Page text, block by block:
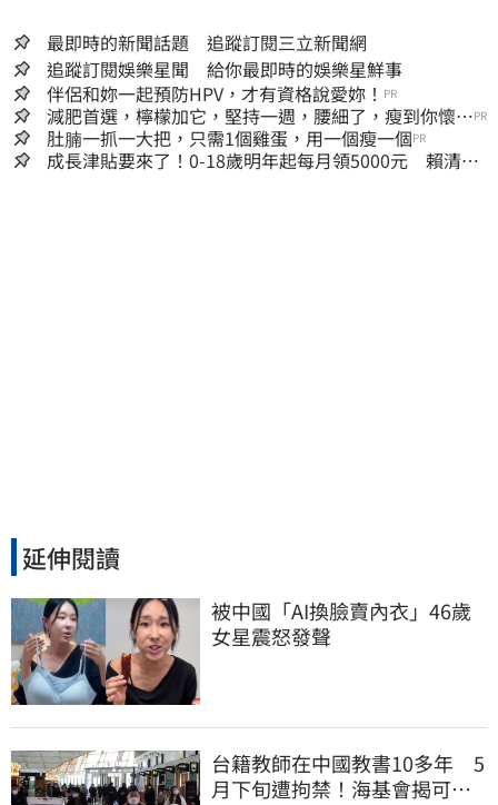
最即時的新聞話題 追蹤訂閱三立新聞網
追蹤訂閱娛樂星聞 給你最即時的娛樂星鮮事
伴侶和妳一起預防HPV，才有資格說愛妳！ PR
減肥首選，檸檬加它，堅持一週，腰細了，瘦到你懷疑
人生
PR
肚腩一抓一大把，只需1個雞蛋，用一個瘦一個PR
成長津貼要來了！0-18歲明年起每月領5000元 賴清
延伸閱讀
被中國「AI換臉賣內衣」46歲
女星震怒發聲
台籍教師在中國教書10多年 5
月下旬遭拘禁！海基會揭可能